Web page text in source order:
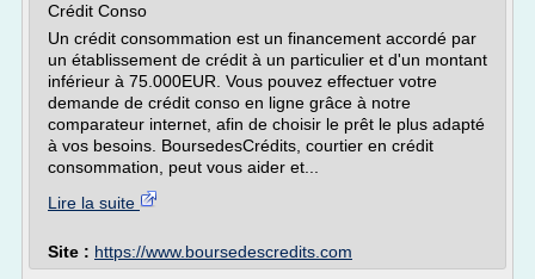
Crédit Conso
Un crédit consommation est un financement accordé par
un établissement de crédit à un particulier et d'un montant
inférieur à 75.000EUR. Vous pouvez effectuer votre
demande de crédit conso en ligne grâce à notre
comparateur internet, afin de choisir le prêt le plus adapté
à vos besoins. BoursedesCrédits, courtier en crédit
consommation, peut vous aider et...
Lire la suite
Site : https://www.boursedescredits.com